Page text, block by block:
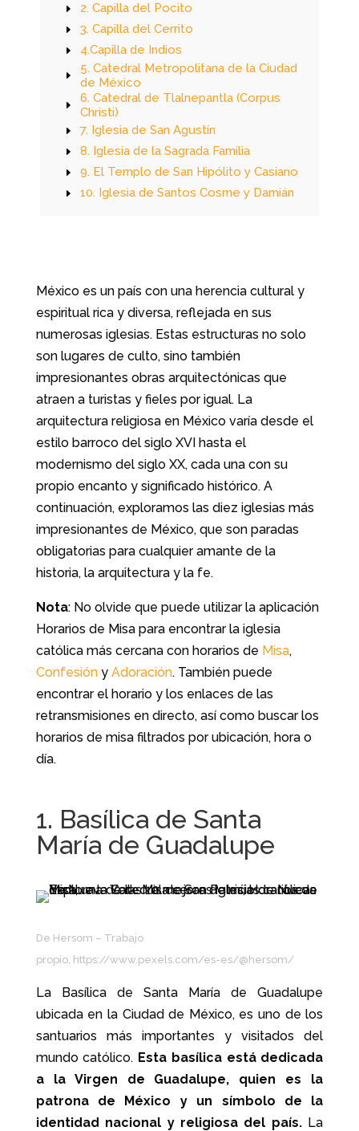
2. Capilla del Pocito
3. Capilla del Cerrito
4.Capilla de Indios
5. Catedral Metropolitana de la Ciudad
de México
6. Catedral de Tlalnepantla (Corpus
Christi)
7. Iglesia de San Agustín
8. Iglesia de la Sagrada Familia
9. El Templo de San Hipólito y Casiano
10. Iglesia de Santos Cosme y Damián
México es un país con una herencia cultural y
espiritual rica y diversa, reflejada en sus
numerosas iglesias. Estas estructuras no solo
son lugares de culto, sino también
impresionantes obras arquitectónicas que
atraen a turistas y fieles por igual. La
arquitectura religiosa en México varía desde el
estilo barroco del siglo XVI hasta el
modernismo del siglo XX, cada una con su
propio encanto y significado histórico. A
continuación, exploramos las diez iglesias más
impresionantes de México, que son paradas
obligatorias para cualquier amante de la
historia, la arquitectura y la fe.
Nota: No olvide que puede utilizar la aplicación
Horarios de Misa para encontrar la iglesia
católica más cercana con horarios de Misa,
Confesióny Adoración. También puede
encontrar el horario y los enlaces de las
retransmisiones en directo, así como buscar los
horarios de misa filtrados por ubicación, hora o
día.
1. Basílica de Santa
María de Guadalupe
De Hersom – Trabajo
propio, https://www.pexels.com/es-es/@hersom/
La Basílica de Santa María de Guadalupe
ubicada en la Ciudad de México, es uno de los
santuarios más importantes y visitados del
mundo católico. Esta basílica está dedicada
a la Virgen de Guadalupe, quien es la
patrona de México y un símbolo de la
identidad nacional y religiosa del país.La